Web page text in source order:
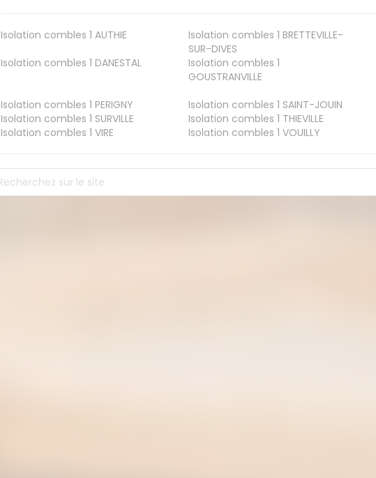
Isolation combles 1 AUTHIE Isolation combles 1 BRETTEVILLE-
SUR-DIVES
Isolation combles 1 DANESTAL
Isolation combles 1
GOUSTRANVILLE
Isolation combles 1 PERIGNY Isolation combles 1 SAINT-JOUIN
Isolation combles 1 SURVILLE Isolation combles 1 THIEVILLE
Isolation combles 1 VIRE Isolation combles 1 VOUILLY